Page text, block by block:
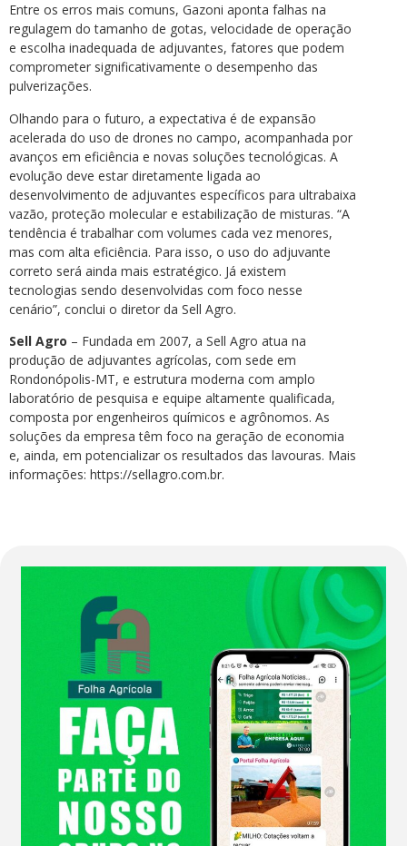
Entre os erros mais comuns, Gazoni aponta falhas na
regulagem do tamanho de gotas, velocidade de operação
e escolha inadequada de adjuvantes, fatores que podem
comprometer significativamente o desempenho das
pulverizações.
Olhando para o futuro, a expectativa é de expansão
acelerada do uso de drones no campo, acompanhada por
avanços em eficiência e novas soluções tecnológicas. A
evolução deve estar diretamente ligada ao
desenvolvimento de adjuvantes específicos para ultrabaixa
vazão, proteção molecular e estabilização de misturas. “A
tendência é trabalhar com volumes cada vez menores,
mas com alta eficiência. Para isso, o uso do adjuvante
correto será ainda mais estratégico. Já existem
tecnologias sendo desenvolvidas com foco nesse
cenário”, conclui o diretor da Sell Agro.
Sell Agro – Fundada em 2007, a Sell Agro atua na
produção de adjuvantes agrícolas, com sede em
Rondonópolis-MT, e estrutura moderna com amplo
laboratório de pesquisa e equipe altamente qualificada,
composta por engenheiros químicos e agrônomos. As
soluções da empresa têm foco na geração de economia
e, ainda, em potencializar os resultados das lavouras. Mais
informações: https://sellagro.com.br.